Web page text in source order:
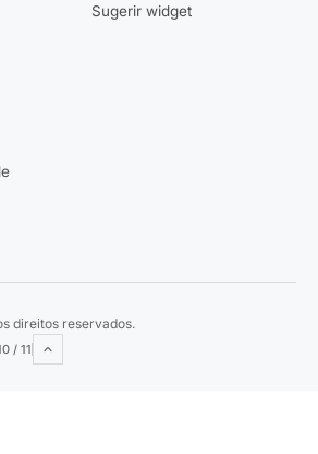
Sugerir widget
direitos reservados.
/ 11